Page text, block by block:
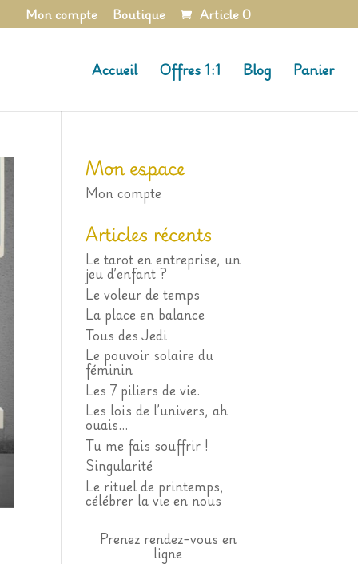
Mon compte Boutique Article 0
Accueil Offres 1:1 Blog Panier
Mon espace
Mon compte
Articles récents
Le tarot en entreprise, un
jeu d’enfant ?
Le voleur de temps
La place en balance
Tous des Jedi
Le pouvoir solaire du
féminin
Les 7 piliers de vie.
Les lois de l’univers, ah
ouais…
Tu me fais souffrir !
Singularité
Le rituel de printemps,
célébrer la vie en nous
Prenez rendez-vous en
ligne